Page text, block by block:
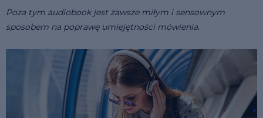
Poza tym audiobook jest zawsze miłym i sensownym
sposobem na poprawę umiejętności mówienia.